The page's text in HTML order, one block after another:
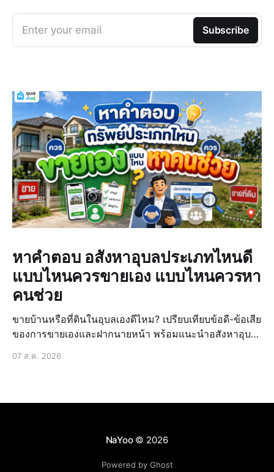
Enter your email Subscribe
หาคำตอบ อสังหาอุบลประเภทไหนดี
แบบไหนควรขายเอง แบบไหนควรหา
คนช่วย
ขายบ้านหรือที่ดินในอุบลเองดีไหม? เปรียบเทียบข้อดี-ข้อเสีย
ของการขายเองและฝากนายหน้า พร้อมแนะนำอสังหาอุบล
07 ส.ค. 2026
NaYoo© 2026
Powered by Ghost